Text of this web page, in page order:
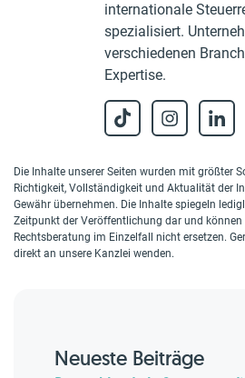
internationale
spezialisiert.
verschiedenen
Expertise.
Die Inhalte unserer Seiten wurden mit größter
Richtigkeit, Vollständigkeit und Aktualität der
Gewähr übernehmen. Die Inhalte spiegeln
Zeitpunkt der Veröffentlichung dar und können
Rechtsberatung im Einzelfall nicht ersetzen.
direkt an unsere Kanzlei wenden.
Neueste Beiträge